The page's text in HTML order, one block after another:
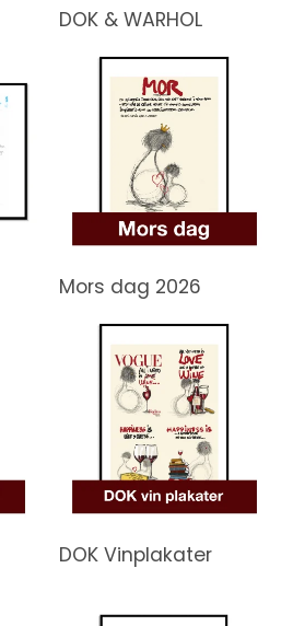
DOK & WARHOL
Mors dag 2026
DOK Vinplakater